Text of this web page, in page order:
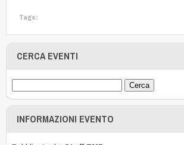
Tags:
CERCA EVENTI
INFORMAZIONI EVENTO